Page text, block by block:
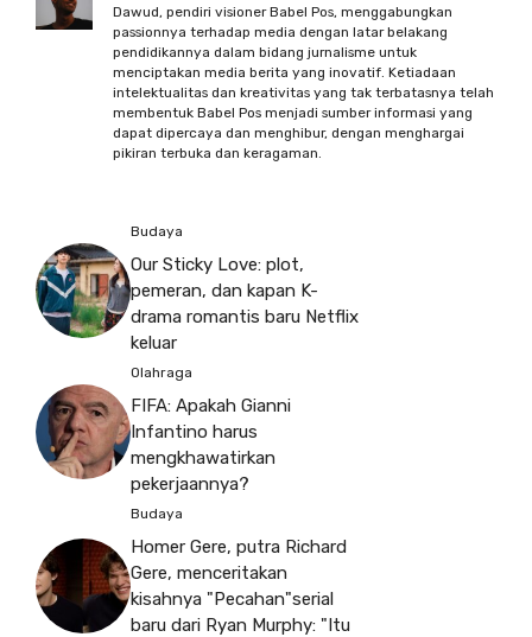
Dawud, pendiri visioner Babel Pos, menggabungkan
passionnya terhadap media dengan latar belakang
pendidikannya dalam bidang jurnalisme untuk
menciptakan media berita yang inovatif. Ketiadaan
intelektualitas dan kreativitas yang tak terbatasnya telah
membentuk Babel Pos menjadi sumber informasi yang
dapat dipercaya dan menghibur, dengan menghargai
pikiran terbuka dan keragaman.
Budaya
Our Sticky Love: plot,
pemeran, dan kapan K-
drama romantis baru Netflix
keluar
Olahraga
FIFA: Apakah Gianni
Infantino harus
mengkhawatirkan
pekerjaannya?
Budaya
Homer Gere, putra Richard
Gere, menceritakan
kisahnya "Pecahan"serial
baru dari Ryan Murphy: "Itu